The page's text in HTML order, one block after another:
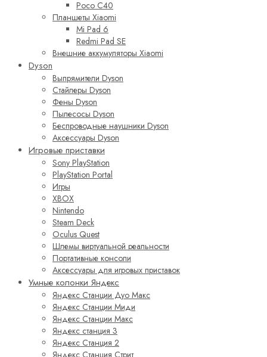
Poco C40
Планшеты Xiaomi
Mi Pad 6
Redmi Pad SE
Внешние аккумуляторы Xiaomi
Dyson
Выпрямители Dyson
Стайлеры Dyson
Фены Dyson
Пылесосы Dyson
Беспроводные наушники Dyson
Аксессуары Dyson
Игровые приставки
Sony PlayStation
PlayStation Portal
Игры
XBOX
Nintendo
Steam Deck
Oculus Quest
Шлемы виртуальной реальности
Портативные консоли
Аксессуары для игровых приставок
Умные колонки Яндекс
Яндекс Станции Дуо Макс
Яндекс Станции Миди
Яндекс Станции Макс
Яндекс станция 3
Яндекс Станция 2